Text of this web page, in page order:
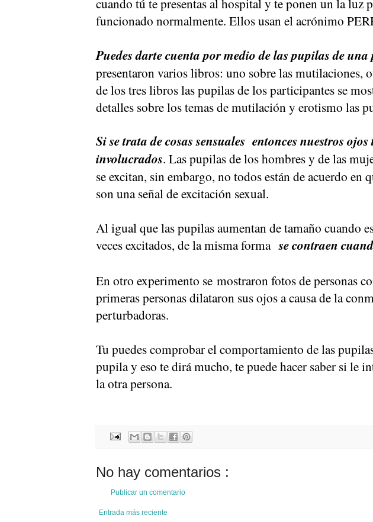
funcionado normalmente. Ellos usan el acrónimo
Puedes darte cuenta por medio de las pupilas de
presentaron varios libros: uno sobre las mutilaciones,
de los tres libros las pupilas de los participantes se
detalles sobre los temas de mutilación y erotismo las
Si se trata de cosas sensuales entonces nuestros
involucrados. Las pupilas de los hombres y de las
se excitan, sin embargo, no todos están de acuerdo en
son una señal de excitación sexual.
Al igual que las pupilas aumentan de tamaño cuando
veces excitados, de la misma formase contraen
En otro experimento se mostraron fotos de personas
primeras personas dilataron sus ojos a causa de la
perturbadoras.
Tu puedes comprobar el comportamiento de las
pupila y eso te dirá mucho, te puede hacer saber si le
la otra persona.
No hay comentarios :
Publicar un comentario
Entrada más reciente